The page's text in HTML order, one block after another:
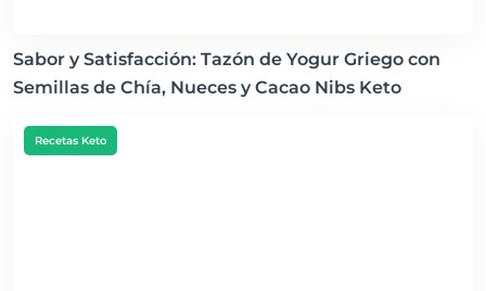
Sabor y Satisfacción: Tazón de Yogur Griego con
Semillas de Chía, Nueces y Cacao Nibs Keto
Recetas Keto